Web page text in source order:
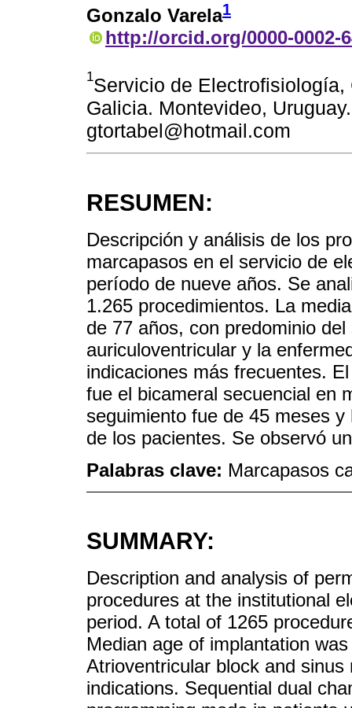
Gonzalo Varela1
http://orcid.org/0000-0002-
1Servicio de
Galicia. Montevideo,
gtortabel@hotmail.com
RESUMEN:
Descripción y análisis de los
marcapasos en el servicio de
período de nueve años. Se
1.265 procedimientos. La
de 77 años, con predominio
auriculoventricular y la
indicaciones más frecuentes.
fue el bicameral secuencial en
seguimiento fue de 45 meses
de los pacientes. Se observó
Palabras clave: Marcapasos
SUMMARY:
Description and analysis of
procedures at the institutional
period. A total of 1265
Median age of implantation
Atrioventricular block and
indications. Sequential dual